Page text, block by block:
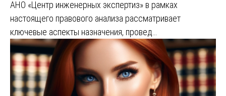
АНО «Центр инженерных экспертиз» в рамках
настоящего правового анализа рассматривает
ключевые аспекты назначения, провед…